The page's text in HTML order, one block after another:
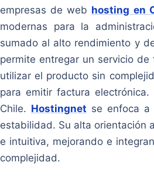
empresas de web hosting en
modernas para la
sumado al alto rendimiento y
permite entregar un servicio
utilizar el producto sin
para emitir factura
Chile. Hostingnet se enfoca a
estabilidad. Su alta orientación
e intuitiva, mejorando e
complejidad.